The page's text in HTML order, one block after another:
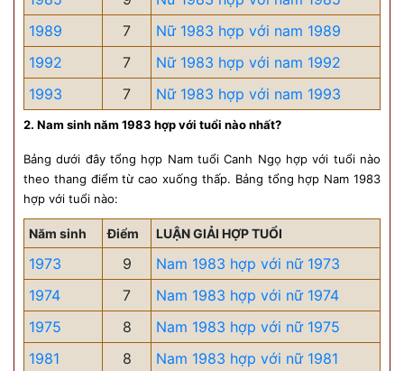
1989
7
Nữ 1983 hợp với nam 1989
1992
7
Nữ 1983 hợp với nam 1992
1993
7 Nữ 1983 hợp với nam 1993
2. Nam sinh năm 1983 hợp với tuổi nào nhất?
Bảng dưới đây tổng hợp Nam tuổi Canh Ngọ hợp với tuổi nào
theo thang điểm từ cao xuống thấp. Bảng tổng hợp Nam 1983
hợp với tuổi nào:
Năm sinh Điểm LUẬN GIẢI HỢP TUỔI
1973 9
Nam 1983 hợp với nữ 1973
1974
7
Nam 1983 hợp với nữ 1974
1975
8
Nam 1983 hợp với nữ 1975
1981
8
Nam 1983 hợp với nữ 1981